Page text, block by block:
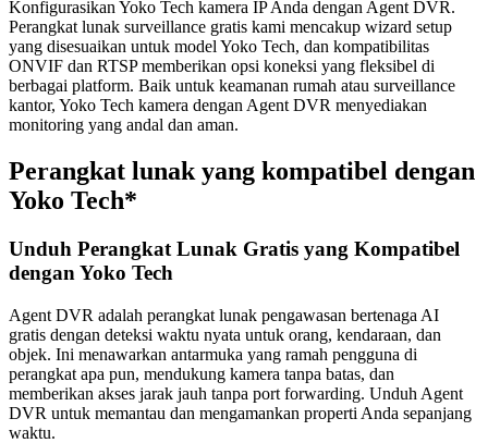
Konfigurasikan Yoko Tech kamera IP Anda dengan Agent DVR.
Perangkat lunak surveillance gratis kami mencakup wizard setup
yang disesuaikan untuk model Yoko Tech, dan kompatibilitas
ONVIF dan RTSP memberikan opsi koneksi yang fleksibel di
berbagai platform. Baik untuk keamanan rumah atau surveillance
kantor, Yoko Tech kamera dengan Agent DVR menyediakan
monitoring yang andal dan aman.
Perangkat lunak yang kompatibel dengan
Yoko Tech*
Unduh Perangkat Lunak Gratis yang Kompatibel
dengan Yoko Tech
Agent DVR adalah perangkat lunak pengawasan bertenaga AI
gratis dengan deteksi waktu nyata untuk orang, kendaraan, dan
objek. Ini menawarkan antarmuka yang ramah pengguna di
perangkat apa pun, mendukung kamera tanpa batas, dan
memberikan akses jarak jauh tanpa port forwarding. Unduh Agent
DVR untuk memantau dan mengamankan properti Anda sepanjang
waktu.